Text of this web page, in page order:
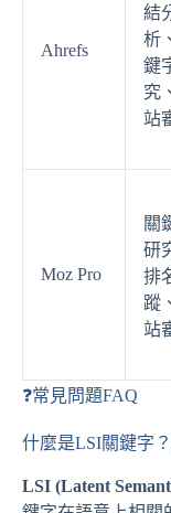
Ahrefs
結
析
鍵
究
站
Moz Pro
關
研
排
蹤
站
❓常見問題FAQ
什麼是LSI關鍵字
LSI (Latent